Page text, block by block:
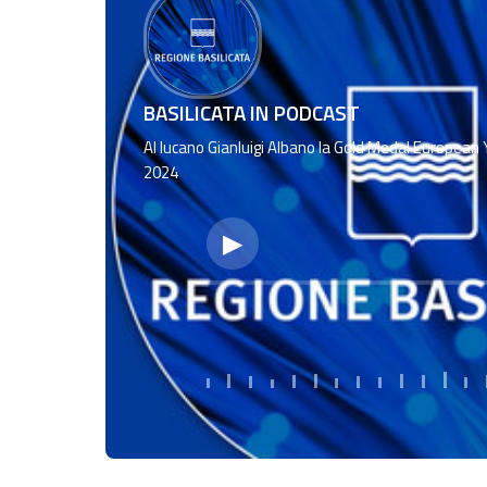
BASILICATA IN PODCAST
Al lucano Gianluigi Albano la Gold Medal
2024